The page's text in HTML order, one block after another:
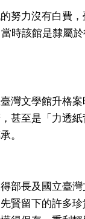
努力沒有白費
時該館是隸屬
灣文學館升格
甚至是「力透
。
部長及國立臺
賢留下的許多